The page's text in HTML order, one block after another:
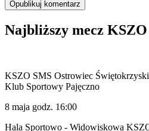
Najbliższy mecz KSZO
KSZO SMS Ostrowiec Świętokrzyski
Klub Sportowy Pajęczno
8 maja godz. 16:00
Hala Sportowo - Widowiskowa